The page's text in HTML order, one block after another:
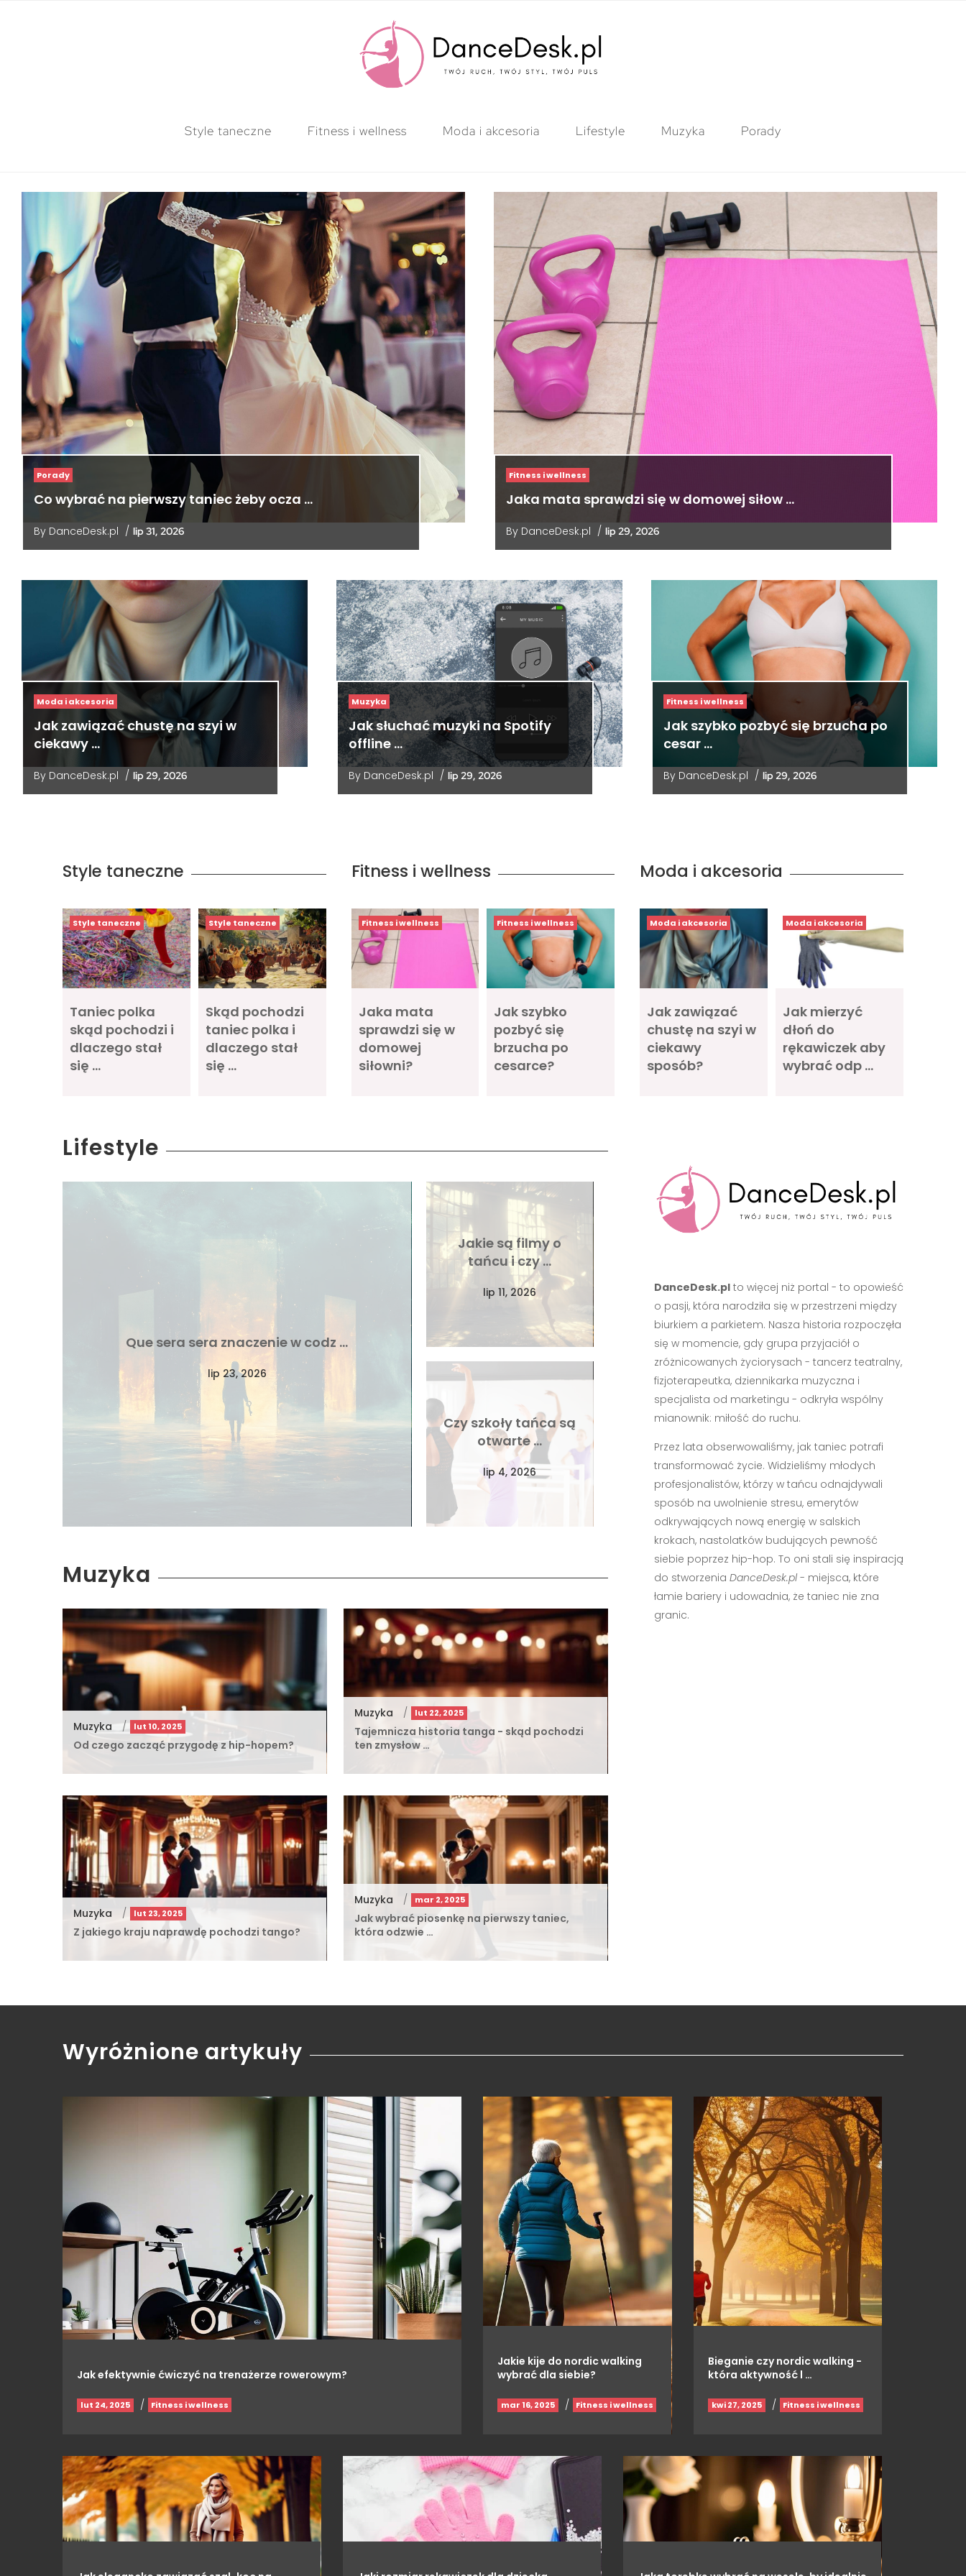
Style taneczne Fitness i wellness Moda i akcesoria Lifestyle Muzyka Porady
Porady
Co wybrać na pierwszy taniec żeby ocza …
By DanceDesk.pl / lip 31, 2026
Fitness i wellness
Jaka mata sprawdzi się w domowej siłow …
By DanceDesk.pl / lip 29, 2026
Moda i akcesoria
Jak zawiązać chustę na szyi w
ciekawy …
By DanceDesk.pl / lip 29, 2026
Muzyka
Jak słuchać muzyki na Spotify
offline …
By DanceDesk.pl / lip 29, 2026
Fitness i wellness
Jak szybko pozbyć się brzucha po
cesar …
By DanceDesk.pl / lip 29, 2026
Style taneczne
Style taneczne
Taniec polka
skąd pochodzi i
dlaczego stał
się …
Style taneczne
Skąd pochodzi
taniec polka i
dlaczego stał
się …
Fitness i wellness
Fitness i wellness
Jaka mata
sprawdzi się w
domowej
siłowni?
Fitness i wellness
Jak szybko
pozbyć się
brzucha po
cesarce?
Moda i akcesoria
Moda i akcesoria
Jak zawiązać
chustę na szyi w
ciekawy
sposób?
Moda i akcesoria
Jak mierzyć
dłoń do
rękawiczek aby
wybrać odp …
Lifestyle
Que sera sera znaczenie w codz …
lip 23, 2026
Jakie są filmy o
tańcu i czy …
lip 11, 2026
Czy szkoły tańca są
otwarte …
lip 4, 2026
Muzyka
Muzyka / lut 10, 2025
Od czego zacząć przygodę z hip-hopem?
Muzyka / lut 22, 2025
Tajemnicza historia tanga - skąd pochodzi
ten zmysłow …
Muzyka / lut 23, 2025
Z jakiego kraju naprawdę pochodzi tango?
Muzyka / mar 2, 2025
Jak wybrać piosenkę na pierwszy taniec,
która odzwie …
DanceDesk.plto więcej niż portal - to opowieść
o pasji, która narodziła się w przestrzeni między
biurkiem a parkietem. Nasza historia rozpoczęła
się w momencie, gdy grupa przyjaciół o
zróżnicowanych życiorysach - tancerz teatralny,
fizjoterapeutka, dziennikarka muzyczna i
specjalista od marketingu - odkryła wspólny
mianownik: miłość do ruchu.
Przez lata obserwowaliśmy, jak taniec potrafi
transformować życie. Widzieliśmy młodych
profesjonalistów, którzy w tańcu odnajdywali
sposób na uwolnienie stresu, emerytów
odkrywających nową energię w salskich
krokach, nastolatków budujących pewność
siebie poprzez hip-hop. To oni stali się inspiracją
do stworzenia DanceDesk.pl- miejsca, które
łamie bariery i udowadnia, że taniec nie zna
granic.
Wyróżnione artykuły
Jak efektywnie ćwiczyć na trenażerze rowerowym?
lut 24, 2025 / Fitness i wellness
Jakie kije do nordic walking
wybrać dla siebie?
mar 16, 2025 / Fitness i wellness
Bieganie czy nordic walking -
która aktywność l …
kwi 27, 2025 / Fitness i wellness